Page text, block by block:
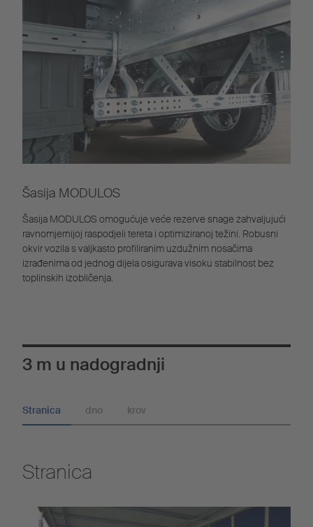
Šasija MODULOS
Šasija MODULOS omogućuje veće rezerve snage zahvaljujući
ravnomjernijoj raspodjeli tereta i optimiziranoj težini. Robusni
okvir vozila s valjkasto profiliranim uzdužnim nosačima
izrađenima od jednog dijela osigurava visoku stabilnost bez
toplinskih izobličenja.
3 m u nadogradnji
Stranica dno krov
Stranica